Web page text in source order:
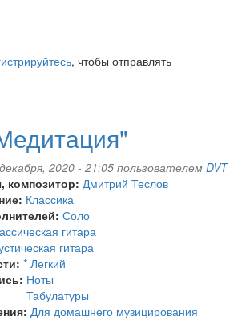
, чтобы отправлять
2020 - 21:05 пользователем DVT
композитор: Дмитрий Теслов
Классика
Соло
гитара
гитара
* Легкий
Ноты
Табулатуры
Для домашнего музицирования